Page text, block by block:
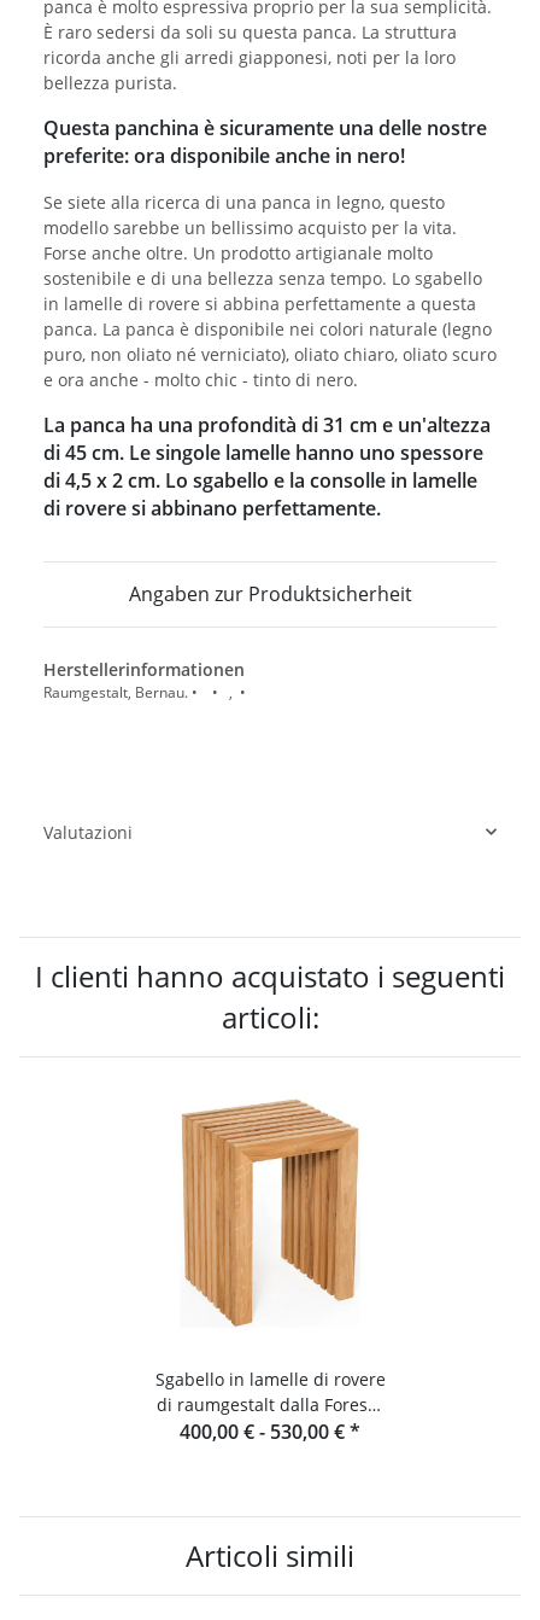
panca è molto espressiva proprio per la sua semplicità.
È raro sedersi da soli su questa panca. La struttura
ricorda anche gli arredi giapponesi, noti per la loro
bellezza purista.
Questa panchina è sicuramente una delle nostre
preferite: ora disponibile anche in nero!
Se siete alla ricerca di una panca in legno, questo
modello sarebbe un bellissimo acquisto per la vita.
Forse anche oltre. Un prodotto artigianale molto
sostenibile e di una bellezza senza tempo. Lo sgabello
in lamelle di rovere si abbina perfettamente a questa
panca. La panca è disponibile nei colori naturale (legno
puro, non oliato né verniciato), oliato chiaro, oliato scuro
e ora anche - molto chic - tinto di nero.
La panca ha una profondità di 31 cm e un'altezza
di 45 cm. Le singole lamelle hanno uno spessore
di 4,5 x 2 cm. Lo sgabello e la consolle in lamelle
di rovere si abbinano perfettamente.
Angaben zur Produktsicherheit
Herstellerinformationen
Raumgestalt, Bernau. • • , •
Valutazioni
I clienti hanno acquistato i seguenti
articoli:
Sgabello in lamelle di rovere
di raumgestalt dalla Foresta
Nera
400,00 € - 530,00 €*
Articoli simili